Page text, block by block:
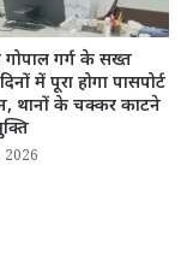
गर्ग के सख्त
में पूरा होगा पासपोर्ट
थानों के चक्कर काटने